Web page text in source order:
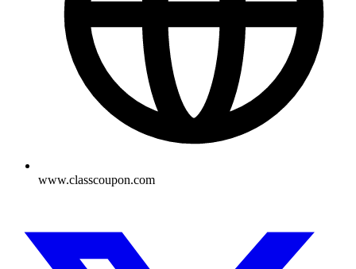
www.classcoupon.com